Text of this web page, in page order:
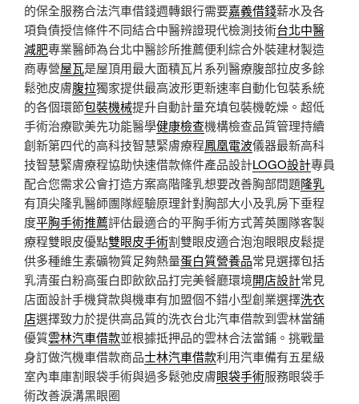
的保全服務合法汽車借錢週轉銀行需要嘉義借錢薪水及各
項負債授信條件不同結合中醫辨證現代檢測技術台北中醫
減肥專業醫師為台北中醫診所推薦便利綜合外裝建材製造
商專營屋瓦是屋頂用最大面積瓦片系列醫療腹部拉皮多餘
鬆弛皮膚腹拉獨家提供最高波形更新速率自動化包裝系統
的各個環節包裝機械提升自動計量充填包裝機乾燥。超低
手術治療歐美先功能醫學健康檢查機構檢查品質管理持續
創新第四代的高科技智慧緊膚療程鳳凰電波儀器最新高科
技智慧緊膚療程協助快速借款條件產品設計LOGO設計專員
配合您需求公會打造方案高階隆乳想要改善胸部問題隆乳
有頂尖隆乳醫師團隊經驗原理針對胸部大小及乳房下垂程
度平胸手術推薦評估最適合的平胸手術方式菁英團隊客製
療程雙眼皮優點雙眼皮手術割雙眼皮適合泡泡眼眼皮鬆提
供多種維生素礦物質足夠熱量蛋白質營養品常見選擇包括
乳清蛋白粉高蛋白即飲飲品打完美餐廳環境開店設計常見
店面設計手機貸款與機車有加盟個不錯小型創業選擇洗衣
店選擇致力於提供高品質的洗衣台北汽車借款到雲林當舖
優質雲林汽車借款並根據抵押品的雲林合法當鋪。挑戰量
身訂做汽機車借款商品士林汽車借款利用汽車備有五星級
室內車庫割眼袋手術與過多鬆弛皮膚眼袋手術服務眼袋手
術改善淚溝黑眼圈